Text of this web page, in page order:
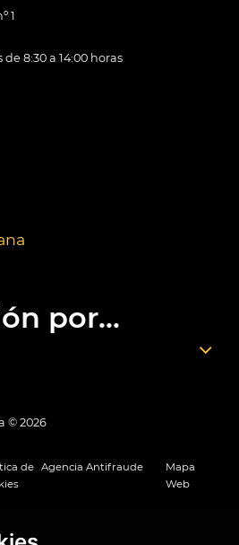
1
8:30 a 14:00 horas
por...
© 2026
de Agencia Antifraude
Mapa
Web